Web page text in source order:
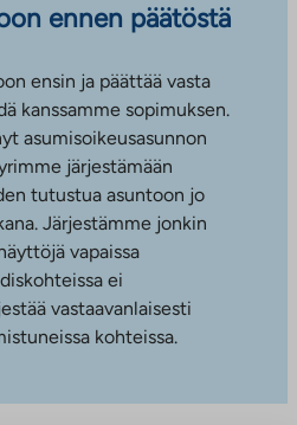
ennen päätöstä
ensin ja päättää vasta
kanssamme sopimuksen.
asumisoikeusasunnon
järjestämään
tutustua asuntoon jo
Järjestämme jonkin
vapaissa
ei
vastaavanlaisesti
kohteissa.